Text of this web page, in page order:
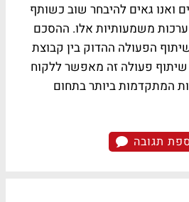
ואנו גאים להיבחר שוב כשותף
משמעותיות אלו. ההסכם
הפעולה ההדוק בין קבוצת
שיתוף פעולה זה מאפשר ללקוח
המתקדמות ביותר בתחום
תגובה